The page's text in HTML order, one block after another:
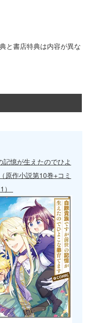
と書店特典は内容が異な
記憶が生えたのでひよ
原作小説第10巻+コミ
）